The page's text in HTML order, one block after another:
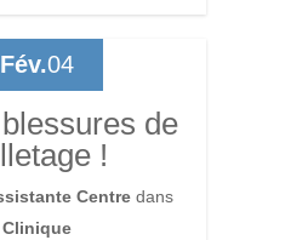
de
!
Centredans
Clinique
Fév.04